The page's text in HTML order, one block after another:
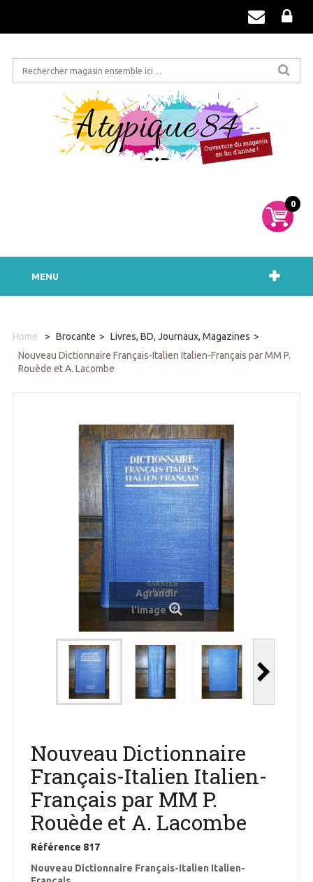
0
MENU
Home > Brocante > Livres, BD, Journaux, Magazines >
Nouveau Dictionnaire Français-Italien Italien-Français par MM P.
Rouède et A. Lacombe
Agrandir
l'image
Nouveau Dictionnaire
Français-Italien Italien-
Français par MM P.
Rouède et A. Lacombe
Référence 817
Nouveau Dictionnaire Français-Italien Italien-